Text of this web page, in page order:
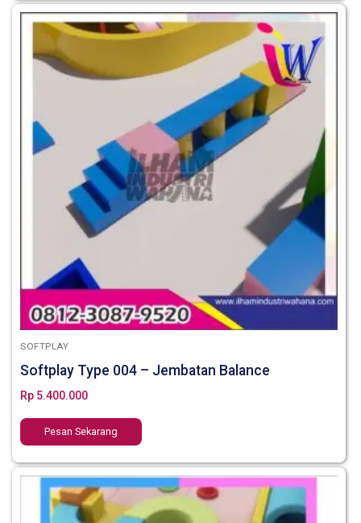
SOFTPLAY
Softplay Type 004 – Jembatan Balance
Rp 5.400.000
Pesan Sekarang